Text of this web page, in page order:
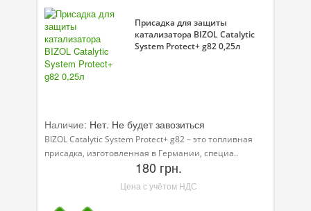
Присадка для защиты
катализатора BIZOL Catalytic
System Protect+ g82 0,25л
Наличие: Нет. Не будет завозиться
BIZOL Catalytic System Protect+ g82 – это топливная
присадка, изготовленная в Германии, специа..
180 грн.
Цена с учётом НДС